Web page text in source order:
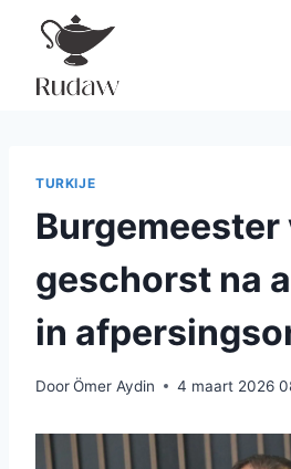
Doorgaan
inhoud
TURKIJE
Burgemeester
geschorst na
in
DoorÖmer Aydin 4 maart 2026